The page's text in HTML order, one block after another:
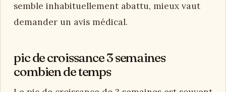
semble inhabituellement abattu, mieux vaut
demander un avis médical.
pic de croissance 3 semaines
combien de temps